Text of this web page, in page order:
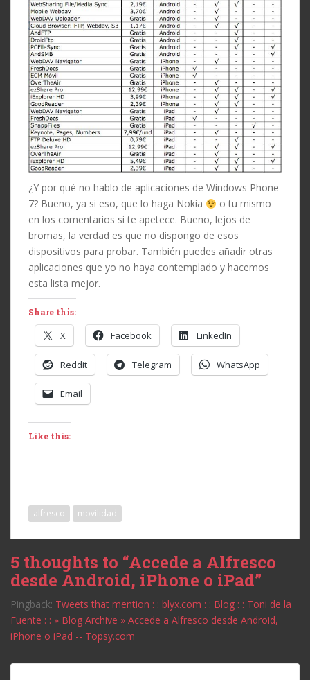
¿Y por qué no hablo de aplicaciones de Windows Phone
7? Bueno, ya si eso, que lo haga Nokia
o tu mismo
en los comentarios si te apetece. Bueno, lejos de
bromas, la verdad es que no dispongo de esos
dispositivos para probar. También puedes añadir otras
aplicaciones que yo no haya contemplado y hacemos
esta lista mejor.
Share this:
X Facebook LinkedIn
Reddit Telegram WhatsApp
Email
Like this:
alfresco movilidad
5 thoughts to “Accede a Alfresco
desde Android, iPhone o iPad”
Pingback: Tweets that mention : : blyx.com : : Blog : : Toni de la
Fuente : : » Blog Archive » Accede a Alfresco desde Android,
iPhone o iPad -- Topsy.com